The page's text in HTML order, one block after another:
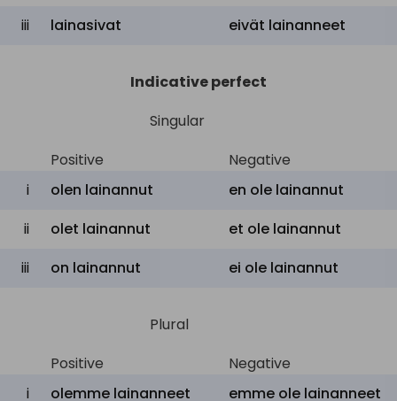
iii
lainasivat eivät lainanneet
Indicative perfect
Singular
Positive
Negative
i
olen lainannut
en ole lainannut
ii
olet lainannut
et ole lainannut
iii
on lainannut ei ole lainannut
Plural
Positive
Negative
i
olemme lainanneet emme ole lainanneet